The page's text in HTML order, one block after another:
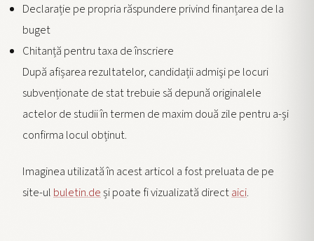
Declarație pe propria răspundere privind finanțarea de la
buget
Chitanță pentru taxa de înscriere
După afișarea rezultatelor, candidații admişi pe locuri
subvenționate de stat trebuie să depună originalele
actelor de studii în termen de maxim două zile pentru a-și
confirma locul obținut.
Imaginea utilizată în acest articol a fost preluata de pe
site-ul buletin.deși poate fi vizualizată directaici.